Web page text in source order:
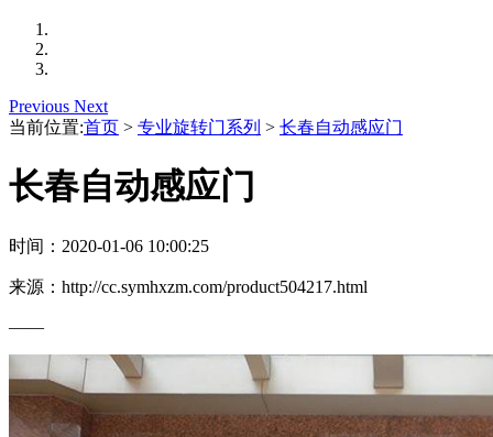
Previous Next
当前位置:首页 > 专业旋转门系列 > 长春自动感应门
长春自动感应门
时间：2020-01-06 10:00:25
来源：http://cc.symhxzm.com/product504217.html
——